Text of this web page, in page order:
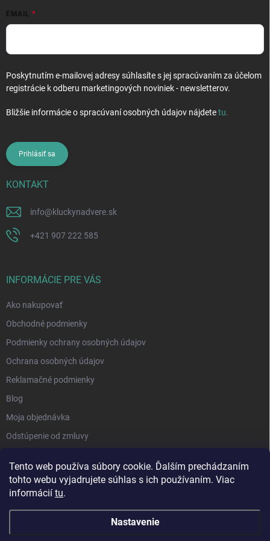
Tento web používa súbory cookie. Ďalším prechádzaním
tohto webu vyjadrujete súhlas s ich používaním. Viac
informácií tu.
Nastavenie
EMAIL
Poskytnutím e-mailovej adresy súhlasíte s jej spracúvaním za účelom
registrácie k odberu marketingových noviniek - newsletterov.
Bližšie informácie o spracúvaní osobných údajov nájdetetu.
Prihlásiť sa
KONTAKT
info@kluckynadvere.sk
+421 907 222 585
INFORMÁCIE PRE VÁS
Ako nakupovať
Obchodné podmienky
Podmienky ochrany osobných údajov
Ochrana osobných údajov
Reklamačné podmienky
Blog
Moja objednávka
Odstúpenie od zmluvy